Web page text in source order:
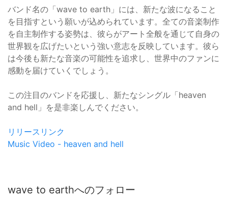
バンド名の「wave to earth」には、新たな波になること
を目指すという願いが込められています。全ての音楽制作
を自主制作する姿勢は、彼らがアート全般を通じて自身の
世界観を広げたいという強い意志を反映しています。彼ら
は今後も新たな音楽の可能性を追求し、世界中のファンに
感動を届けていくでしょう。
この注目のバンドを応援し、新たなシングル「heaven
and hell」を是非楽しんでください。
リリースリンク
Music Video - heaven and hell
wave to earthへのフォロー